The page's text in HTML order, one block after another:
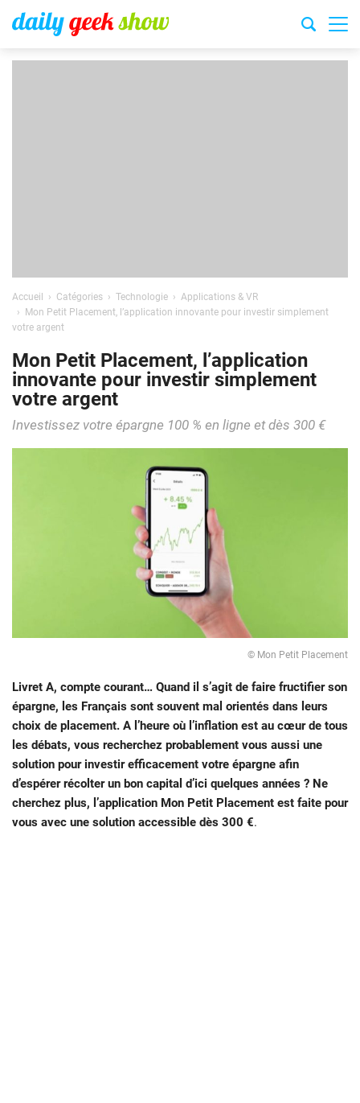
Accueil Catégories Technologie
Applications & VR
Mon Petit Placement, l’application innovante pour investir simplement
votre argent
Mon Petit Placement, l’application
innovante pour investir simplement
votre argent
Investissez votre épargne 100 % en ligne et dès 300 €
© Mon Petit Placement
Livret A, compte courant… Quand il s’agit de faire fructifier son
épargne, les Français sont souvent mal orientés dans leurs
choix de placement. A l’heure où l’inflation est au cœur de tous
les débats, vous recherchez probablement vous aussi une
solution pour investir efficacement votre épargne afin
d’espérer récolter un bon capital d’ici quelques années ? Ne
cherchez plus, l’application Mon Petit Placement est faite pour
vous avec une solution accessible dès 300 €.